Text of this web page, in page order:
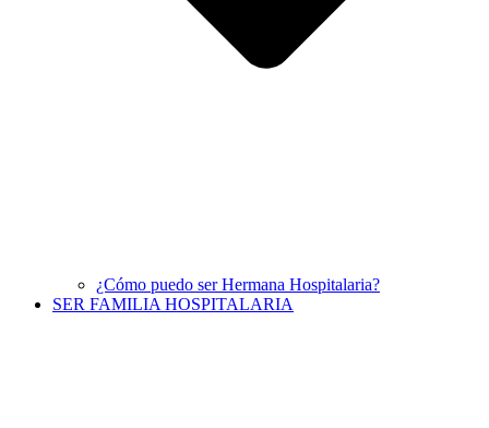
¿Cómo puedo ser Hermana Hospitalaria?
SER FAMILIA HOSPITALARIA